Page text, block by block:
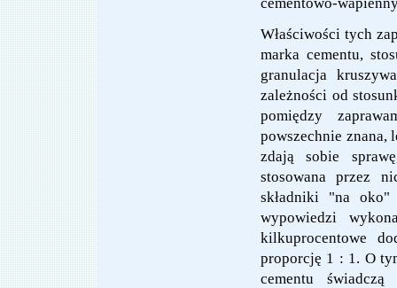
Właściwości tych
marka cementu,
granulacja
zależności od
pomiędzy
powszechnie znana,
zdają sobie
stosowana przez
składniki "na
wypowiedzi
kilkuprocentowe
proporcję 1 : 1. O
cementu